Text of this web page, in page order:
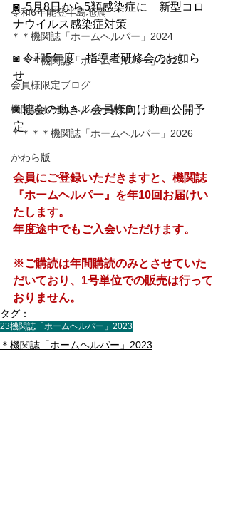
令和6年能登半島地震
＊＊機関誌「ホームヘルパー」2024
＊＊＊機関誌「ホームヘルパー」2025
会員様限定ブログ
機関誌ホームヘルパーWEB
＊＊＊＊機関誌「ホームヘルパー」2026
かわら版
◙  5月8日から5類感染症に　新型コロ
ナウイルス感染症対策
◙ 令和5年度　指導者研修会のお知ら
せ
◙ 協会の動き／会員様向け動画公開予
定
会員にご登録いただきますと、機関誌
『ホームヘルパー』を年10回お届けい
たします。
​年度途中でもご入会いただけます。
※ご購読は年間購読のみとさせていた
だいており、1号単位での販売は行って
おりません。
タグ：
23機関誌「ホームヘルパー」2023
＊機関誌「ホームヘルパー」2023